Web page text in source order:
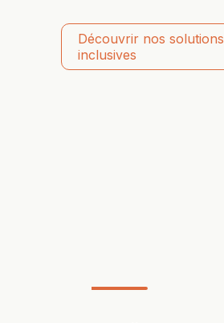
Découvrir nos solutions
inclusives